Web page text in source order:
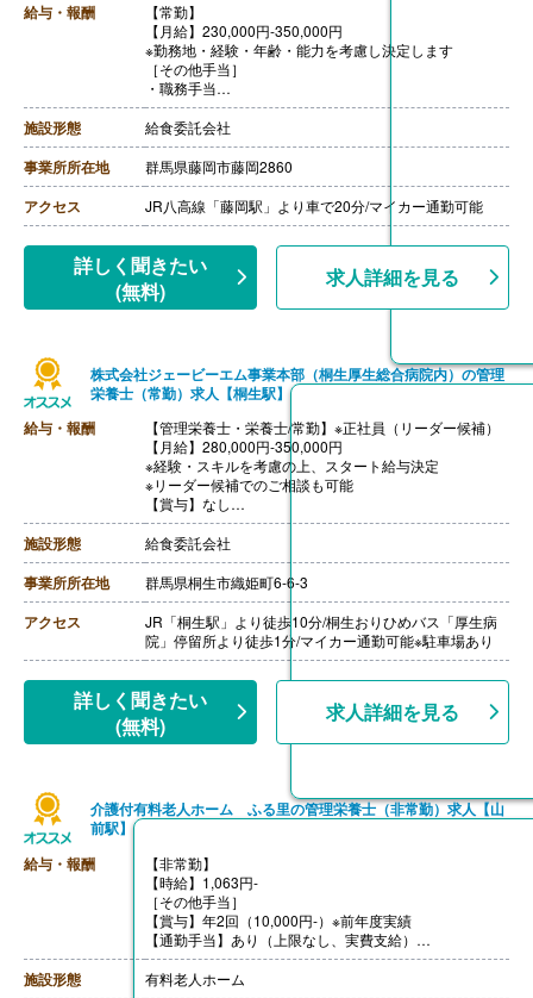
給与・報酬
【常勤】
【月給】230,000円-350,000円
※勤務地・経験・年齢・能力を考慮し決定します
［その他手当］
・職務手当
・食事手当
・年末年始手当
【賞与】年2回（7月、12月）※会社業績、各個人実績に
応じて決定（前年度実績 2.00ヶ月/年）
【通勤手当】あり（全額支給）
【退職金】なし
施設形態 給食委託会社
事業所所在地 群馬県藤岡市藤岡2860
アクセス JR八高線「藤岡駅」より車で20分/マイカー通勤可能
詳しく聞きたい
(無料)
求人詳細を見る
株式会社ジェービーエム事業本部（桐生厚生総合病院内）の管理
栄養士（常勤）求人【桐生駅】
給与・報酬
【管理栄養士・栄養士/常勤】※正社員（リーダー候補）
【月給】280,000円-350,000円
※経験・スキルを考慮の上、スタート給与決定
※リーダー候補でのご相談も可能
【賞与】なし
【通勤手当】あり（上限なし、実費支給）
【昇給】あり※前年度実績なし
【退職金】なし
施設形態 給食委託会社
事業所所在地 群馬県桐生市織姫町6-6-3
アクセス
JR「桐生駅」より徒歩10分/桐生おりひめバス「厚生病
院」停留所より徒歩1分/マイカー通勤可能※駐車場あり
詳しく聞きたい
(無料)
求人詳細を見る
介護付有料老人ホーム ふる里の管理栄養士（非常勤）求人【山
前駅】
給与・報酬
【非常勤】
【時給】1,063円-
［その他手当］
【賞与】年2回（10,000円-）※前年度実績
【通勤手当】あり（上限なし、実費支給）
【昇給】あり（1時間あたり10円-）※前年度実績
【退職金】なし
施設形態 有料老人ホーム